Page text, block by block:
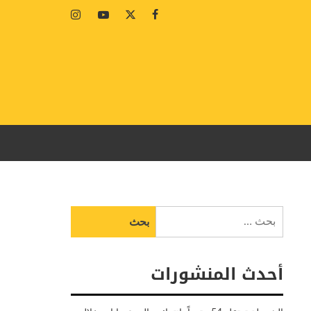
Facebook
Twitter
Youtube
Instagram
عن:
أحدث المنشورات